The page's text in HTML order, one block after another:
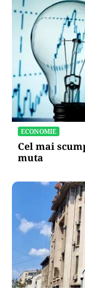
ECONOMIE
Cel mai
muta